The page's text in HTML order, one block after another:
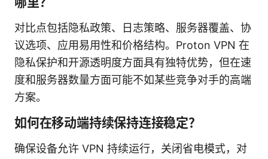
对比点包括隐私政策、日志策略、服务器覆盖、协
议选项、应用易用性和价格结构。Proton VPN 在
隐私保护和开源透明度方面具有独特优势，但在速
度和服务器数量方面可能不如某些竞争对手的高端
方案。
如何在移动端持续保持连接稳定？
确保设备允许 VPN 持续运行，关闭省电模式，对